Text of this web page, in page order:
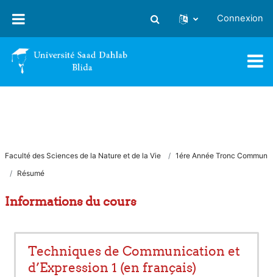
Activer/désactiver la saisie
Connexion
Faculté des Sciences de la Nature et de la Vie
1ére Année Tronc Commun
Résumé
Informations du cours
Techniques de Communication et
d’Expression 1 (en français)